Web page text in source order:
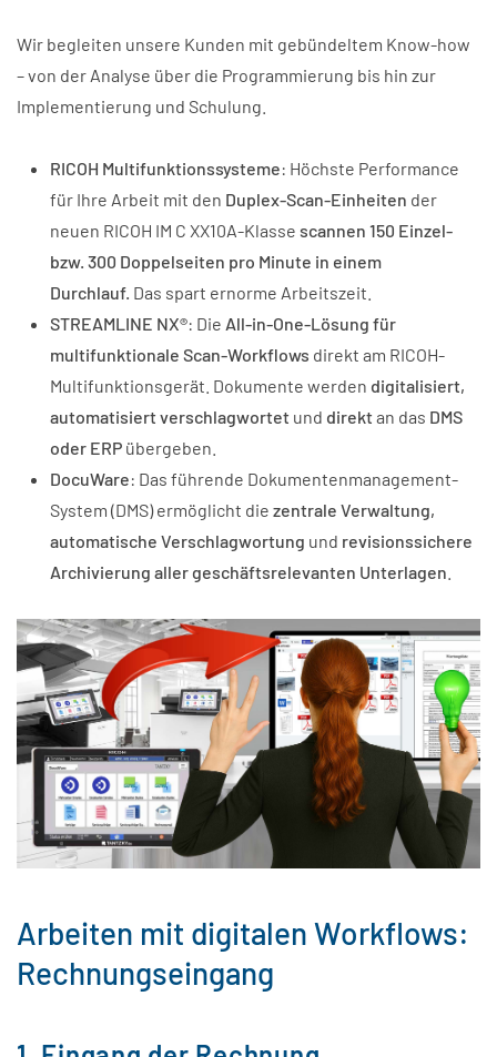
Wir begleiten unsere Kunden mit gebündeltem Know-how
– von der Analyse über die Programmierung bis hin zur
Implementierung und Schulung.
RICOH Multifunktionssysteme: Höchste Performance
für Ihre Arbeit mit den Duplex-Scan-Einheiten der
neuen RICOH IM C XX10A-Klasse scannen 150 Einzel-
bzw. 300 Doppelseiten pro Minute in einem
Durchlauf. Das spart ernorme Arbeitszeit.
STREAMLINE NX®: Die All-in-One-Lösung für
multifunktionale Scan-Workflows direkt am RICOH-
Multifunktionsgerät. Dokumente werden digitalisiert,
automatisiert verschlagwortet und direktan das DMS
oder ERP übergeben.
DocuWare: Das führende Dokumentenmanagement-
System (DMS) ermöglicht die zentrale Verwaltung,
automatische Verschlagwortung und revisionssichere
Archivierung aller geschäftsrelevanten Unterlagen
Arbeiten mit digitalen Workflows:
Rechnungseingang